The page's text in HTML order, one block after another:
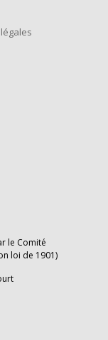
le Comité
loi de 1901)